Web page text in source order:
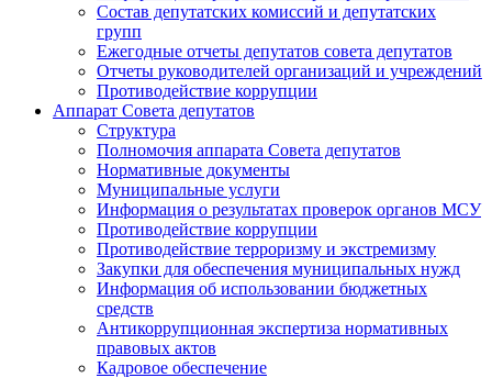
Состав депутатских комиссий и депутатских
групп
Ежегодные отчеты депутатов совета депутатов
Отчеты руководителей организаций и учреждений
Противодействие коррупции
Аппарат Совета депутатов
Структура
Полномочия аппарата Совета депутатов
Нормативные документы
Муниципальные услуги
Информация о результатах проверок органов МСУ
Противодействие коррупции
Противодействие терроризму и экстремизму
Закупки для обеспечения муниципальных нужд
Информация об использовании бюджетных
средств
Антикоррупционная экспертиза нормативных
правовых актов
Кадровое обеспечение